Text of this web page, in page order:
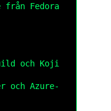
från Fedora
och Koji
och Azure-